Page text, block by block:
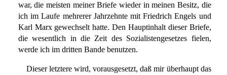
war, die meisten meiner Briefe wieder in meinen Besitz, die
ich im Laufe mehrerer Jahrzehnte mit Friedrich Engels und
Karl Marx gewechselt hatte. Den Hauptinhalt dieser Briefe,
die wesentlich in die Zeit des Sozialistengesetzes fielen,
werde ich im dritten Bande benutzen.
Dieser letztere wird, vorausgesetzt, daß mir überhaupt das